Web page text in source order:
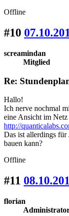
Offline
#10
screamindan
Mitglied
Re:
Hallo!
Ich nerve nochmal
eine Ansicht im
http://
Das ist allerdings für
bauen kann?
Offline
#11
florian